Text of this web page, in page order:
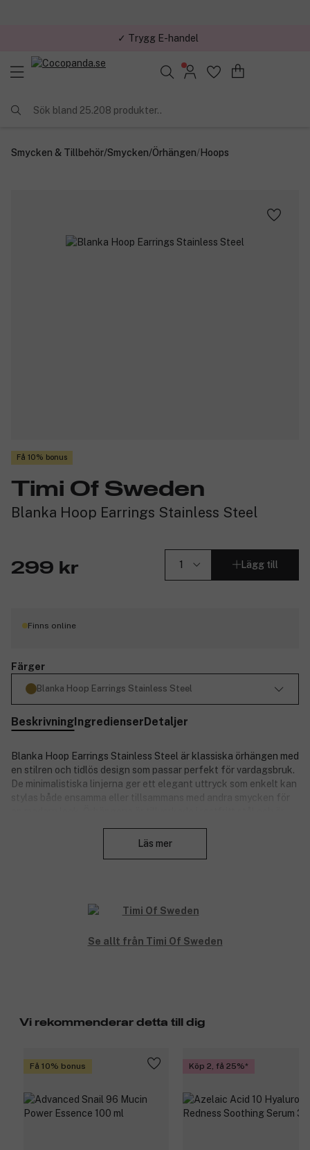
✓ Trygg E-handel
Sök bland 25.208 produkter..
Smycken & Tillbehör/Smycken/Örhängen/Hoops
Få 10% bonus
Timi Of Sweden
Blanka Hoop Earrings Stainless Steel
299 kr Lägg till
Finns online
Färger
Blanka Hoop Earrings Stainless Steel
BeskrivningIngredienserDetaljer
Blanka Hoop Earrings Stainless Steel är klassiska örhängen med
en stilren och tidlös design som passar perfekt för vardagsbruk.
De minimalistiska linjerna ger ett elegant uttryck som enkelt kan
stylas både ensamma eller tillsammans med andra smycken för
guld med 18 karats guldplätering eller silver med
Storlek: 26 x 19,5 mm.
100% vattentäta örhängen.
Läs mer
Se allt från Timi Of Sweden
Vi rekommenderar detta till dig
Få 10% bonus Köp 2, få 25%